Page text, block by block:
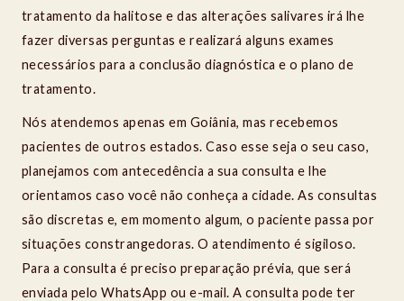
tratamento da halitose e das alterações salivares irá lhe
fazer diversas perguntas e realizará alguns exames
necessários para a conclusão diagnóstica e o plano de
tratamento.
Nós atendemos apenas em Goiânia, mas recebemos
pacientes de outros estados. Caso esse seja o seu caso,
planejamos com antecedência a sua consulta e lhe
orientamos caso você não conheça a cidade. As consultas
são discretas e, em momento algum, o paciente passa por
situações constrangedoras. O atendimento é sigiloso.
Para a consulta é preciso preparação prévia, que será
enviada pelo WhatsApp ou e-mail. A consulta pode ter